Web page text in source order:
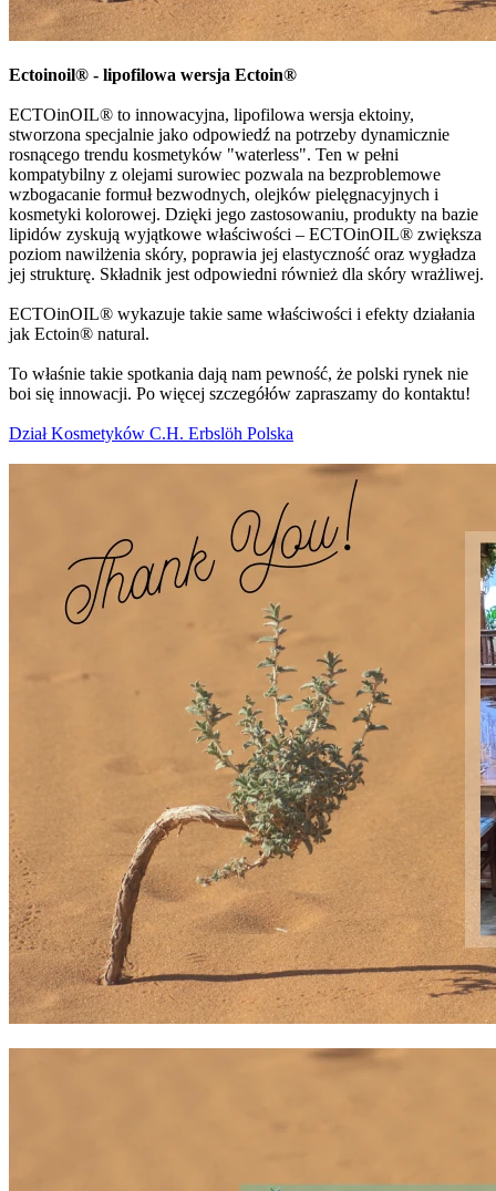
Ectoinoil® - lipofilowa wersja Ectoin®
ECTOinOIL® to innowacyjna, lipofilowa wersja ektoiny,
stworzona specjalnie jako odpowiedź na potrzeby dynamicznie
rosnącego trendu kosmetyków "waterless". Ten w pełni
kompatybilny z olejami surowiec pozwala na bezproblemowe
wzbogacanie formuł bezwodnych, olejków pielęgnacyjnych i
kosmetyki kolorowej. Dzięki jego zastosowaniu, produkty na bazie
lipidów zyskują wyjątkowe właściwości – ECTOinOIL® zwiększa
poziom nawilżenia skóry, poprawia jej elastyczność oraz wygładza
jej strukturę. Składnik jest odpowiedni również dla skóry wrażliwej.
ECTOinOIL® wykazuje takie same właściwości i efekty działania
jak Ectoin® natural.
To właśnie takie spotkania dają nam pewność, że polski rynek nie
boi się innowacji. Po więcej szczegółów zapraszamy do kontaktu!
Dział Kosmetyków C.H. Erbslöh Polska